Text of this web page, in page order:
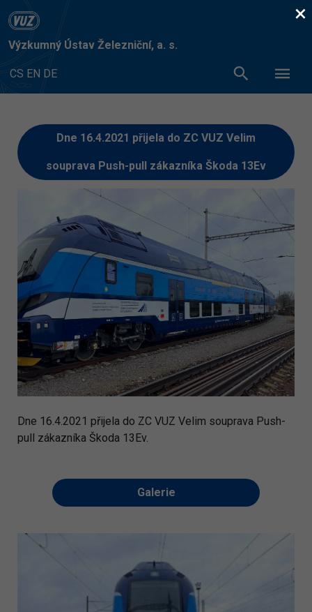
Výzkumný Ústav Železniční, a. s.
CS EN DE
Dne 16.4.2021 přijela do ZC VUZ Velim
souprava Push-pull zákazníka Škoda 13Ev
Dne 16.4.2021 přijela do ZC VUZ Velim souprava Push-
pull zákazníka Škoda 13Ev.
Galerie
×